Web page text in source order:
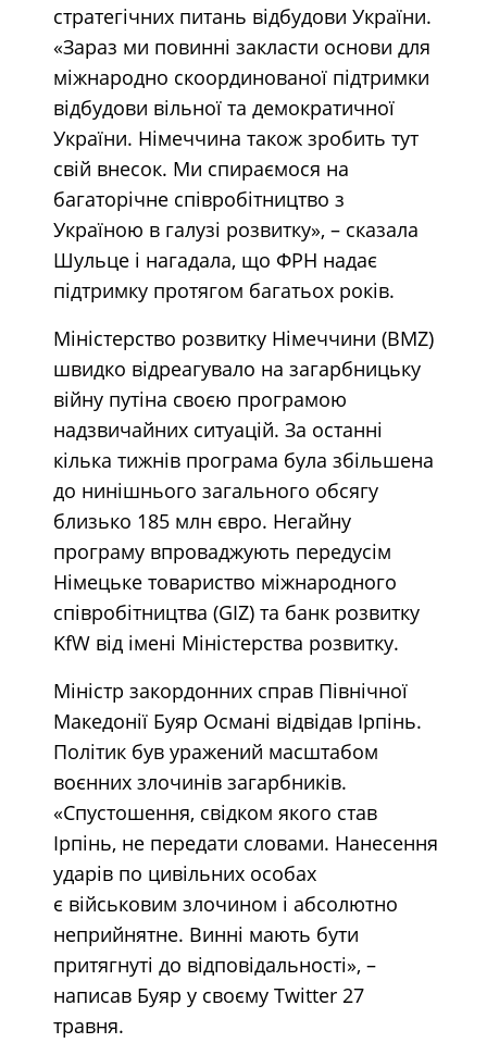
стратегічних питань відбудови України.
«Зараз ми повинні закласти основи для
міжнародно скоординованої підтримки
відбудови вільної та демократичної
України. Німеччина також зробить тут
свій внесок. Ми спираємося на
багаторічне співробітництво з
Україною в галузі розвитку», – сказала
Шульце і нагадала, що ФРН надає
підтримку протягом багатьох років.
Міністерство розвитку Німеччини (BMZ)
швидко відреагувало на загарбницьку
війну путіна своєю програмою
надзвичайних ситуацій. За останні
кілька тижнів програма була збільшена
до нинішнього загального обсягу
близько 185 млн євро. Негайну
програму впроваджують передусім
Німецьке товариство міжнародного
співробітництва (GIZ) та банк розвитку
KfW від імені Міністерства розвитку.
Міністр закордонних справ Північної
Македонії Буяр Османі відвідав Ірпінь.
Політик був уражений масштабом
воєнних злочинів загарбників.
«Спустошення, свідком якого став
Ірпінь, не передати словами. Нанесення
ударів по цивільних особах
є військовим злочином і абсолютно
неприйнятне. Винні мають бути
притягнуті до відповідальності», –
написав Буяр у своєму Twitter 27
травня.